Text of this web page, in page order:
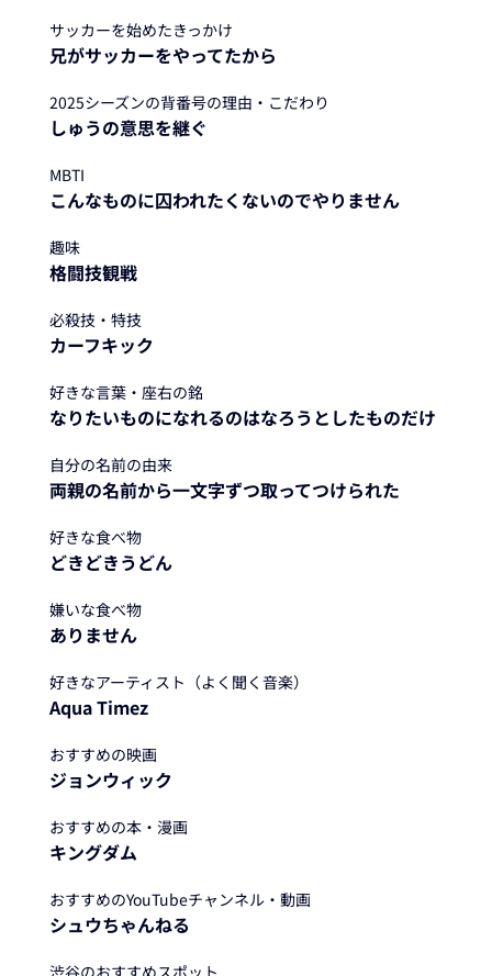
サッカーを始めたきっかけ
兄がサッカーをやってたから
2025シーズンの背番号の理由・こだわり
しゅうの意思を継ぐ
MBTI
こんなものに囚われたくないのでやりません
趣味
格闘技観戦
必殺技・特技
カーフキック
好きな言葉・座右の銘
なりたいものになれるのはなろうとしたものだけ
自分の名前の由来
両親の名前から一文字ずつ取ってつけられた
好きな食べ物
どきどきうどん
嫌いな食べ物
ありません
好きなアーティスト（よく聞く音楽）
Aqua Timez
おすすめの映画
ジョンウィック
おすすめの本・漫画
キングダム
おすすめのYouTubeチャンネル・動画
シュウちゃんねる
渋谷のおすすめスポット